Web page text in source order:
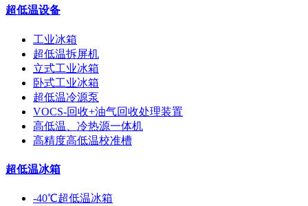
超低温设备
工业冰箱
超低温拆屏机
立式工业冰箱
卧式工业冰箱
超低温冷源泵
VOCS-回收+油气回收处理装置
高低温、冷热源一体机
高精度高低温校准槽
超低温冰箱
-40℃超低温冰箱